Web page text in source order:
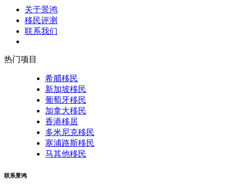
关于景鸿
移民评测
联系我们
热门项目
希腊移民
新加坡移民
葡萄牙移民
加拿大移民
香港移居
多米尼克移民
塞浦路斯移民
马其他移民
联系景鸿